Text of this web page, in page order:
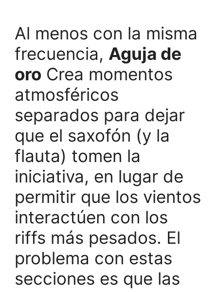
Al menos con la misma
frecuencia, Aguja de
oro Crea momentos
atmosféricos
separados para dejar
que el saxofón (y la
flauta) tomen la
iniciativa, en lugar de
permitir que los vientos
interactúen con los
riffs más pesados. El
problema con estas
secciones es que las